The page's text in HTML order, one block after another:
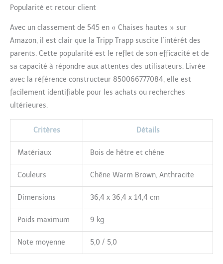
une chaise d'adulte.
Peter a donc imaginé
une chaise qui s'adapte à
tout âge et étape de la
vie.
Popularité et retour client
Avec un classement de 545 en « Chaises hautes » sur
Amazon, il est clair que la Tripp Trapp suscite l’intérêt des
parents. Cette popularité est le reflet de son efficacité et de
sa capacité à répondre aux attentes des utilisateurs. Livrée
avec la référence constructeur 850066777084, elle est
facilement identifiable pour les achats ou recherches
ultérieures.
Critères Détails
Matériaux Bois de hêtre et chêne
Couleurs Chêne Warm Brown, Anthracite
Dimensions 36,4 x 36,4 x 14,4 cm
Poids maximum 9 kg
Note moyenne 5,0 / 5,0